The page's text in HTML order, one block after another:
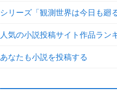
シリーズ「観測世界は今日も廻
人気の小説投稿サイト作品ラン
あなたも小説を投稿する